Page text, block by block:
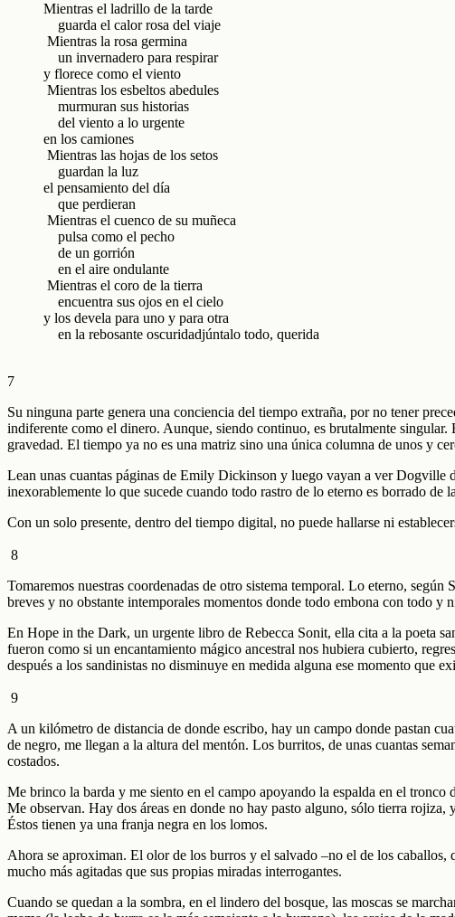
Mientras el ladrillo de la tarde
guarda el calor rosa del viaje
Mientras la rosa germina
un invernadero para respirar
y florece como el viento
Mientras los esbeltos abedules
murmuran sus historias
del viento a lo urgente
en los camiones
Mientras las hojas de los setos
guardan la luz
el pensamiento del día
que perdieran
Mientras el cuenco de su muñeca
pulsa como el pecho
de un gorrión
en el aire ondulante
Mientras el coro de la tierra
encuentra sus ojos en el cielo
y los devela para uno y para otra
en la rebosante oscuridadjúntalo todo, querida
7
Su ninguna parte genera una conciencia del tiempo extraña, por no tener
indiferente como el dinero. Aunque, siendo continuo, es brutalmente
gravedad. El tiempo ya no es una matriz sino una única columna de unos y
Lean unas cuantas páginas de Emily Dickinson y luego vayan a ver Dogville
inexorablemente lo que sucede cuando todo rastro de lo eterno es borrado
Con un solo presente, dentro del tiempo digital, no puede hallarse ni
8
Tomaremos nuestras coordenadas de otro sistema temporal. Lo eterno,
breves y no obstante intemporales momentos donde todo embona con todo y
En Hope in the Dark, un urgente libro de Rebecca Sonit, ella cita a la poeta
fueron como si un encantamiento mágico ancestral nos hubiera cubierto,
después a los sandinistas no disminuye en medida alguna ese momento que
9
A un kilómetro de distancia de donde escribo, hay un campo donde pastan
de negro, me llegan a la altura del mentón. Los burritos, de unas cuantas
costados.
Me brinco la barda y me siento en el campo apoyando la espalda en el tronco
Me observan. Hay dos áreas en donde no hay pasto alguno, sólo tierra
Éstos tienen ya una franja negra en los lomos.
Ahora se aproximan. El olor de los burros y el salvado –no el de los caballos,
mucho más agitadas que sus propias miradas interrogantes.
Cuando se quedan a la sombra, en el lindero del bosque, las moscas se